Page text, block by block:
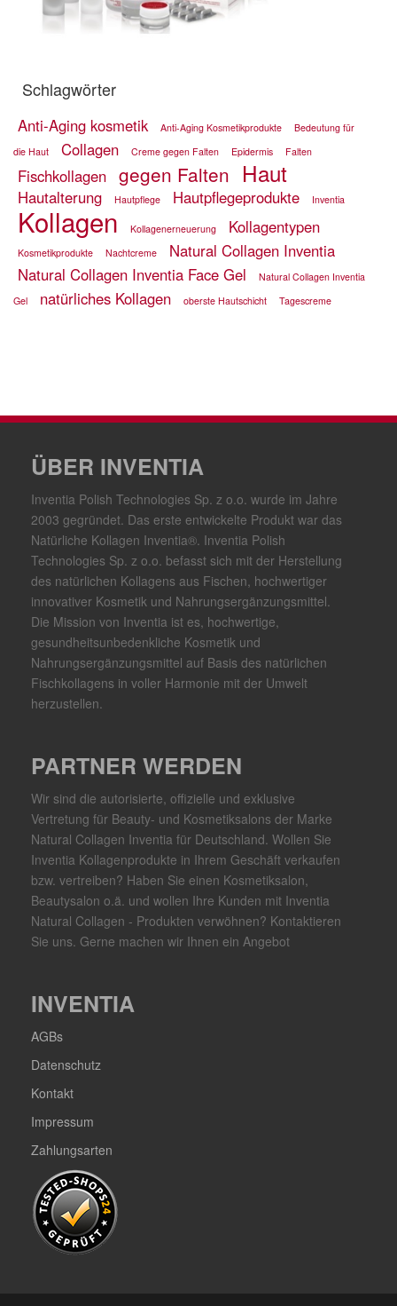
Schlagwörter
Anti-Aging kosmetik Anti-Aging Kosmetikprodukte
Bedeutung für
die Haut
Collagen Creme gegen Falten Epidermis Falten
Fischkollagen gegen Falten Haut
Hautalterung Hautpflege Hautpflegeprodukte Inventia
Kollagen Kollagenerneuerung Kollagentypen
Kosmetikprodukte Nachtcreme
Natural Collagen Inventia
Natural Collagen Inventia Face Gel
Natural Collagen Inventia
Gel
natürliches Kollagen oberste Hautschicht Tagescreme
ÜBER INVENTIA
Inventia Polish Technologies Sp. z o.o. wurde im Jahre
2003 gegründet. Das erste entwickelte Produkt war das
Natürliche Kollagen Inventia®. Inventia Polish
Technologies Sp. z o.o. befasst sich mit der Herstellung
des natürlichen Kollagens aus Fischen, hochwertiger
innovativer Kosmetik und Nahrungsergänzungsmittel.
Die Mission von Inventia ist es, hochwertige,
gesundheitsunbedenkliche Kosmetik und
Nahrungsergänzungsmittel auf Basis des natürlichen
Fischkollagens in voller Harmonie mit der Umwelt
herzustellen.
PARTNER WERDEN
Wir sind die autorisierte, offizielle und exklusive
Vertretung für Beauty- und Kosmetiksalons der Marke
Natural Collagen Inventia für Deutschland. Wollen Sie
Inventia Kollagenprodukte in Ihrem Geschäft verkaufen
bzw. vertreiben? Haben Sie einen Kosmetiksalon,
Beautysalon o.ä. und wollen Ihre Kunden mit Inventia
Natural Collagen - Produkten verwöhnen? Kontaktieren
Sie uns. Gerne machen wir Ihnen ein Angebot
INVENTIA
AGBs
Datenschutz
Kontakt
Impressum
Zahlungsarten